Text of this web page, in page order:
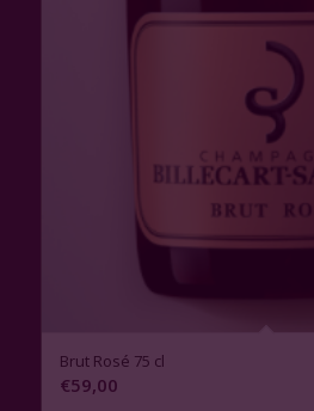
Brut Rosé 75 cl
€59,00